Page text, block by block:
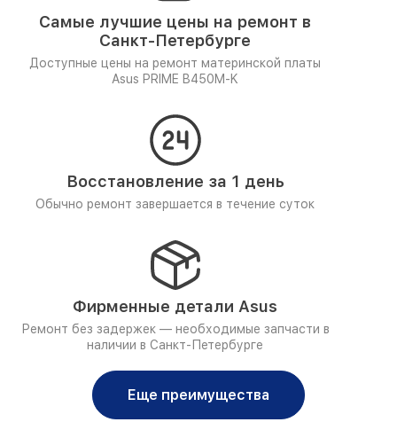
Самые лучшие цены на ремонт в
Санкт-Петербурге
Доступные цены на ремонт материнской платы
Asus PRIME B450M-K
Восстановление за 1 день
Обычно ремонт завершается в течение суток
Фирменные детали Asus
Ремонт без задержек — необходимые запчасти в
наличии в Санкт-Петербурге
Еще преимущества